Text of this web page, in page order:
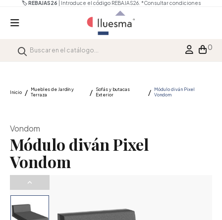
🏷️ REBAJAS26 | Introduce el código REBAJAS26. *Consultar condiciones
0
Inicio
Muebles de Jardín y
Terraza
Sofás y butacas
Exterior
Módulo diván Pixel
Vondom
Vondom
Módulo diván Pixel
Vondom